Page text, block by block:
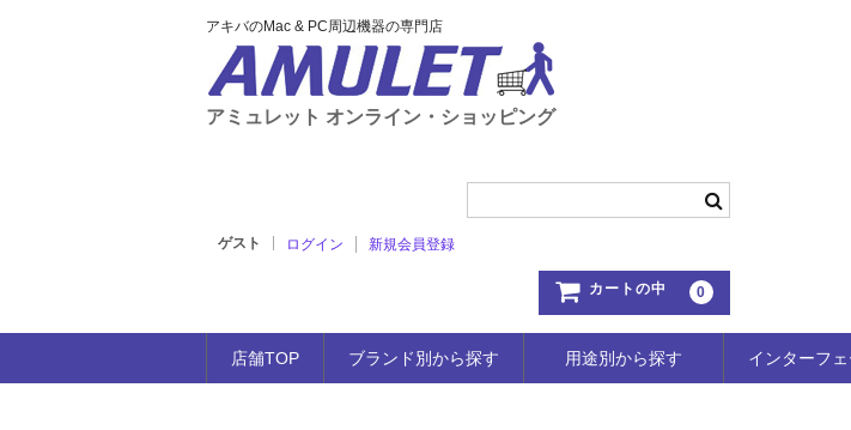
アキバのMac & PC周辺機器の専門店
アミュレット オンライン・ショッピング
ゲスト ログイン 新規会員登録
カートの中 0
店舗TOP ブランド別から探す 用途別から探す インターフ